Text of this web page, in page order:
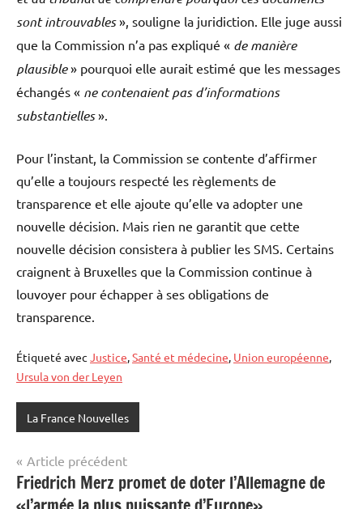
sont introuvables», souligne la juridiction. Elle juge aussi
que la Commission n’a pas expliqué « de manière
plausible» pourquoi elle aurait estimé que les messages
échangés « ne contenaient pas d’informations
substantielles».
Pour l’instant, la Commission se contente d’affirmer
qu’elle a toujours respecté les règlements de
transparence et elle ajoute qu’elle va adopter une
nouvelle décision. Mais rien ne garantit que cette
nouvelle décision consistera à publier les SMS. Certains
craignent à Bruxelles que la Commission continue à
louvoyer pour échapper à ses obligations de
transparence.
Étiqueté avec Justice,Santé et médecine, Union européenne,
Ursula von der Leyen
La France Nouvelles
Navigation
de
Article précédent
Friedrich Merz promet de doter l’Allemagne de